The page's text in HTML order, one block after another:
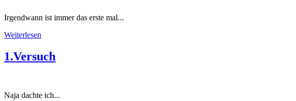
Irgendwann ist immer das erste mal...
Weiterlesen
1.Versuch
Naja dachte ich...